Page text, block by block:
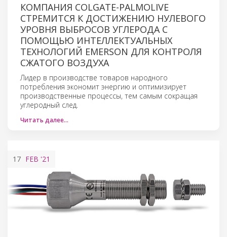
КОМПАНИЯ COLGATE-PALMOLIVE
СТРЕМИТСЯ К ДОСТИЖЕНИЮ НУЛЕВОГО
УРОВНЯ ВЫБРОСОВ УГЛЕРОДА С
ПОМОЩЬЮ ИНТЕЛЛЕКТУАЛЬНЫХ
ТЕХНОЛОГИЙ EMERSON ДЛЯ КОНТРОЛЯ
СЖАТОГО ВОЗДУХА
Лидер в производстве товаров народного
потребления экономит энергию и оптимизирует
производственные процессы, тем самым сокращая
углеродный след.
Читать далее…
17 FEB '21